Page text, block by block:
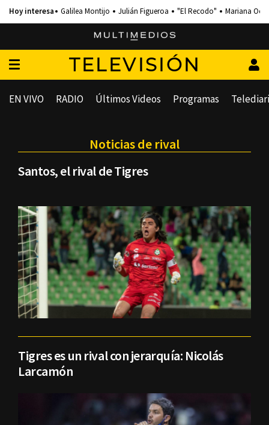
Galilea Montijo Julián Figueroa "El Recodo" Mariana
TELEVISIÓN
EN VIVO RADIO Últimos Videos Programas
Noticias de rival
Santos, el rival de Tigres
Tigres es un rival con jerarquía: Nicolás
Larcamón